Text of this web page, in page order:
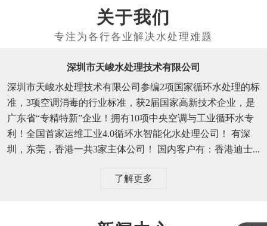
关于我们
深圳市天峻水处理技术有限公司
深圳市天峻水处理技术有限公司参编2项国家循环水处理的标
准，3项空调消毒的行业标准，获2届国家高新技术企业，是
广东省“专精特新”企业！拥有10项中央空调与工业循环水专
利！全国首家运维工业4.0循环水智能化水处理公司！ 有深
圳，东莞，香港一共3家主体公司！ 国内客户有：香港迪士...
了解更多